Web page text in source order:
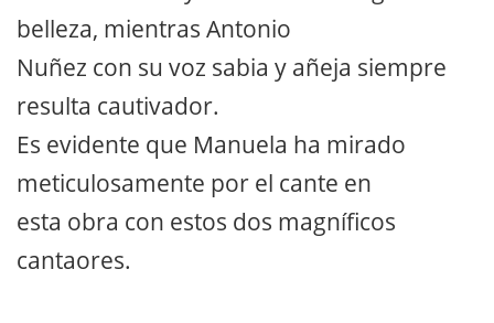
belleza, mientras Antonio
Nuñez con su voz sabia y añeja siempre
resulta cautivador.
Es evidente que Manuela ha mirado
meticulosamente por el cante en
esta obra con estos dos magníficos
cantaores.